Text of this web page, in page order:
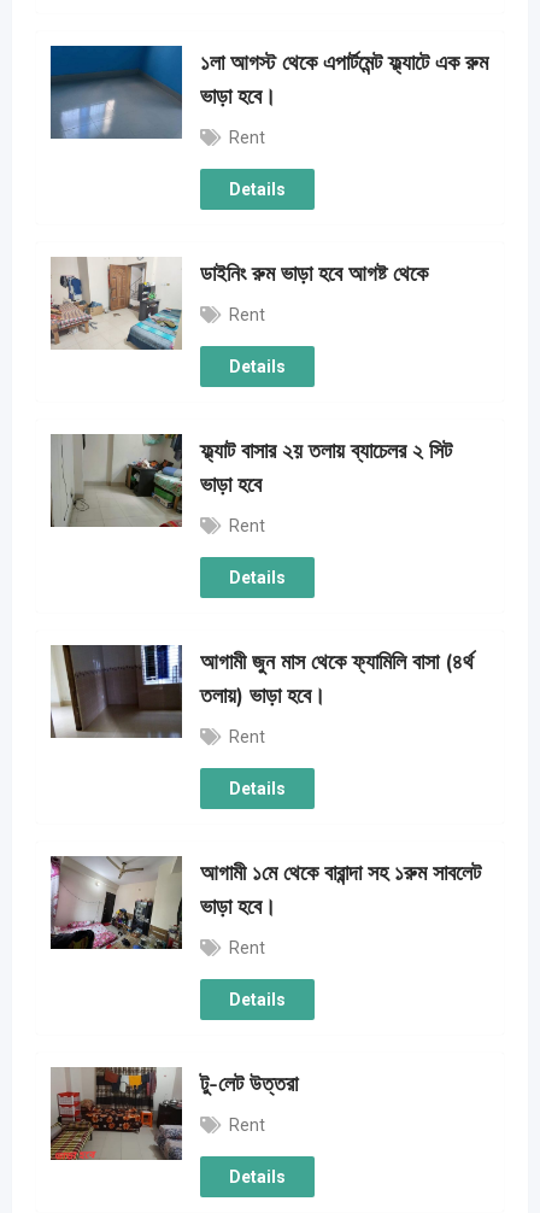
১লা আগস্ট থেকে এপার্টমেন্ট ফ্ল্যাটে এক রুম
ভাড়া হবে।
Rent
Details
ডাইনিং রুম ভাড়া হবে আগষ্ট থেকে
Rent
Details
ফ্ল্যাট বাসার ২য় তলায় ব্যাচেলর ২ সিট
ভাড়া হবে
Rent
Details
আগামী জুন মাস থেকে ফ্যামিলি বাসা (৪র্থ
তলায়) ভাড়া হবে।
Rent
Details
আগামী ১মে থেকে বারান্দা সহ ১রুম সাবলেট
ভাড়া হবে।
Rent
Details
টু-লেট উত্তরা
Rent
Details